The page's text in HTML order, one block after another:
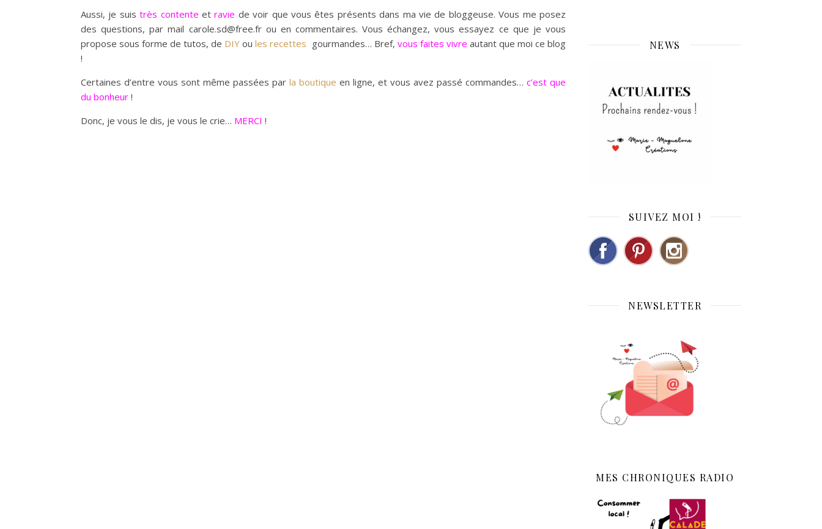
Aussi, je suistrès contente et ravie de voir que vous êtes présents dans ma vie de bloggeuse. Vous me posez
des questions, par mail carole.sd@free.fr ou en commentaires. Vous échangez, vous essayez ce que je vous
propose sous forme de tutos, de DIY oules recettes gourmandes… Bref, vous faites vivre autant que moi ce blog
!
Certaines d’entre vous sont même passées par la boutique en ligne, et vous avez passé commandes… c’est que
du bonheur !
Donc, je vous le dis, je vous le crie… MERCI !
NEWS
SUIVEZ MOI !
NEWSLETTER
MES CHRONIQUES RADIO